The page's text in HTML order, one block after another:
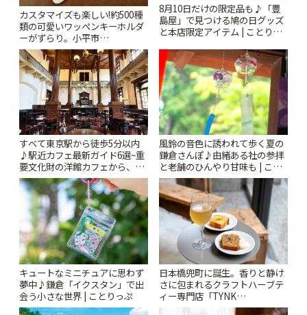
カスタマイズも楽しい!約500種
類の可愛いワッペンキーホルダ
ーがずらり。小平市
「Kimamaya T&K」 | ことりっ
ぷ
8月10日だけの限定品も♪「豊
島屋」で見つける鳩の日グッズ
と本店限定アイテム | ことりっ
すべて東京駅から徒歩5分以内
♪駅近カフェ最新ガイド6選~重
要文化財の洋館カフェから、改
札すぐのレトロ喫茶まで~ | こと
りっぷ
風鈴の音色に誘われて歩く夏の
鎌倉さんぽ♪由緒ある社の参拝
と老舗のひんやり甘味も | こと
りっぷ
キュートなミニチュアに思わず
夢中♪鎌倉「イクスタン」で出
会う小さな世界 | ことりっぷ
日本橋兜町に誕生。香りと静け
さに包まれるクラフトハーブテ
ィー専門店「TYNK
Kabutocho」 | ことりっぷ